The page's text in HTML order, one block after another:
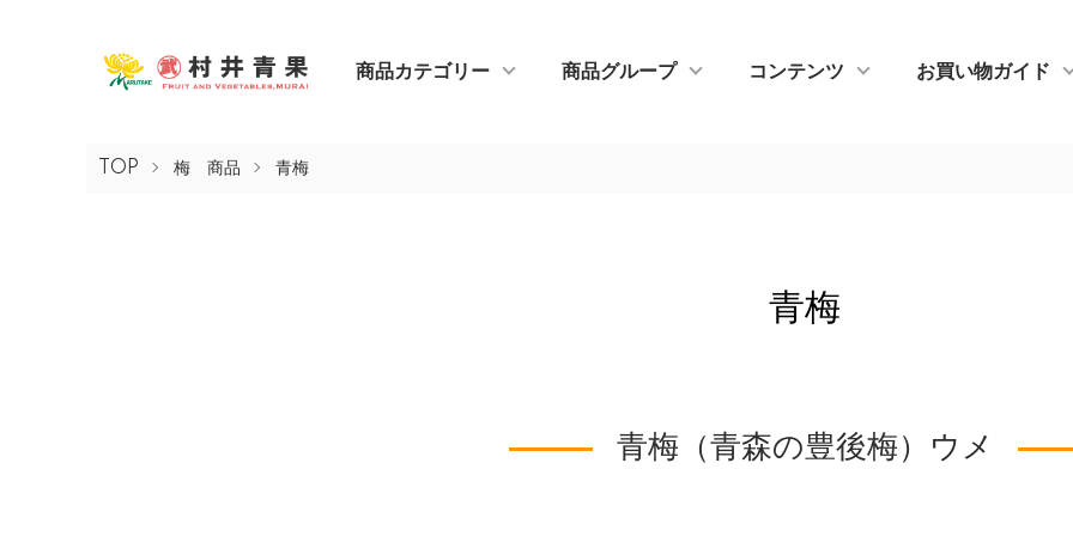
商品カテゴリー 商品グループ コンテンツ お買い物ガイド
TOP 梅 商品 青梅
青梅
青梅（青森の豊後梅）ウメ